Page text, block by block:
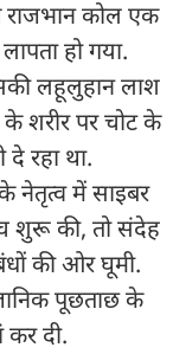
राजभान कोल एक
हो गया.
लहूलुहान लाश
शरीर पर चोट के
दे रहा था.
नेतृत्व में साइबर
शुरू की, तो संदेह
की ओर घूमी.
पूछताछ के
दी.